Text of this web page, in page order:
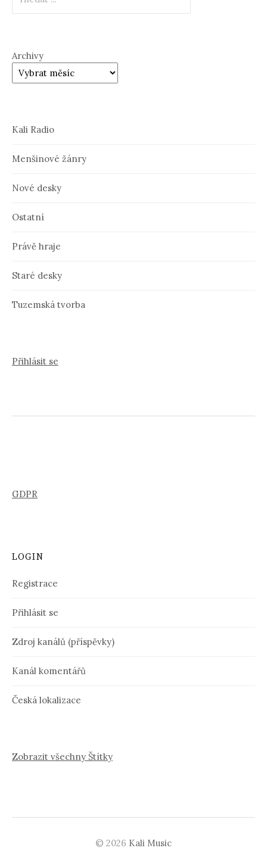
Archivy
Kali Radio
Menšinové žánry
Nové desky
Ostatní
Právě hraje
Staré desky
Tuzemská tvorba
Přihlásit se
GDPR
LOGIN
Registrace
Přihlásit se
Zdroj kanálů (příspěvky)
Kanál komentářů
Česká lokalizace
Zobrazit všechny Štítky
© 2026 Kali Music